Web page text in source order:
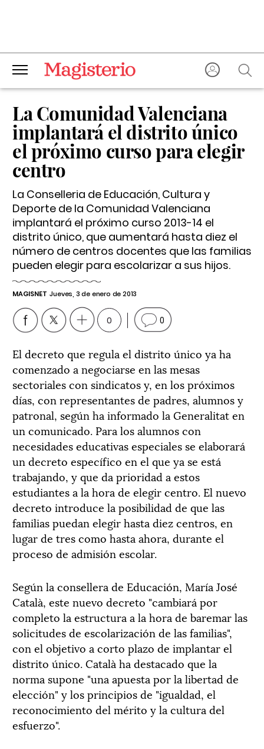
La Comunidad Valenciana
implantará el distrito único
el próximo curso para elegir
centro
La Conselleria de Educación, Cultura y
Deporte de la Comunidad Valenciana
implantará el próximo curso 2013-14 el
distrito único, que aumentará hasta diez el
número de centros docentes que las familias
pueden elegir para escolarizar a sus hijos.
MAGISNET Jueves, 3 de enero de 2013
0 0
El decreto que regula el distrito único ya ha
comenzado a negociarse en las mesas
sectoriales con sindicatos y, en los próximos
días, con representantes de padres, alumnos y
patronal, según ha informado la Generalitat en
un comunicado. Para los alumnos con
necesidades educativas especiales se elaborará
un decreto específico en el que ya se está
trabajando, y que da prioridad a estos
estudiantes a la hora de elegir centro. El nuevo
decreto introduce la posibilidad de que las
familias puedan elegir hasta diez centros, en
lugar de tres como hasta ahora, durante el
proceso de admisión escolar.
Según la consellera de Educación, María José
Català, este nuevo decreto "cambiará por
completo la estructura a la hora de baremar las
solicitudes de escolarización de las familias",
con el objetivo a corto plazo de implantar el
distrito único. Català ha destacado que la
norma supone "una apuesta por la libertad de
elección" y los principios de "igualdad, el
reconocimiento del mérito y la cultura del
esfuerzo".